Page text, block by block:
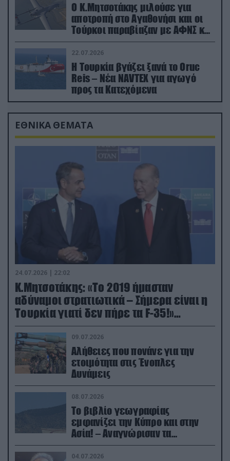
Ο Κ.Μητσοτάκης μιλούσε για
αποτροπή στο Αγαθονήσι και οι
Τούρκοι παραβίαζαν με ΑΦΝΣ και
drone
22.07.2026
Η Τουρκία βγάζει ξανά το Oruc
Reis – Νέα NAVTEX για αγωγό
προς τα Κατεχόμενα
ΕΘΝΙΚΑ ΘΕΜΑΤΑ
24.07.2026 | 22:02
Κ.Μητσοτάκης: «Το 2019 ήμασταν
αδύναμοι στρατιωτικά – Σήμερα είναι η
Τουρκία γιατί δεν πήρε τα F-35!»
(βίντεο)
09.07.2026
Αλήθειες που πονάνε για την
ετοιμότητα στις Ένοπλες
Δυνάμεις
08.07.2026
Το βιβλίο γεωγραφίας
εμφανίζει την Κύπρο και στην
Ασία! – Αναγνώρισαν τα
κατεχόμενα; (φωτο)
04.07.2026